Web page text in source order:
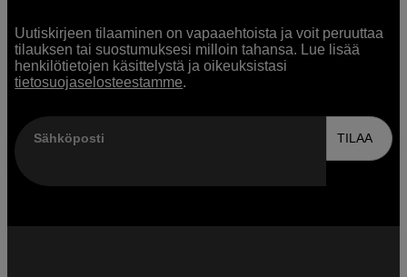
Uutiskirjeen tilaaminen on vapaaehtoista ja voit peruuttaa
tilauksen tai suostumuksesi milloin tahansa. Lue lisää
henkilötietojen käsittelystä ja oikeuksistasi
tietosuojaselosteestamme.
Sähköposti TILAA